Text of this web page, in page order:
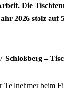
Die
2026 stolz auf
–
Teilnehmer beim